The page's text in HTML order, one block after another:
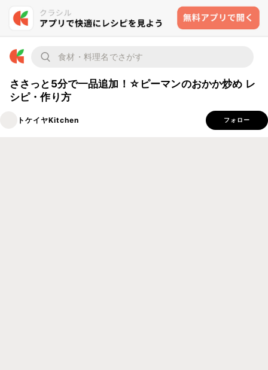
ささっと5分で一品追加！☆ピーマンのおかか炒め レ
シピ・作り方
トケイヤKitchen フォロー